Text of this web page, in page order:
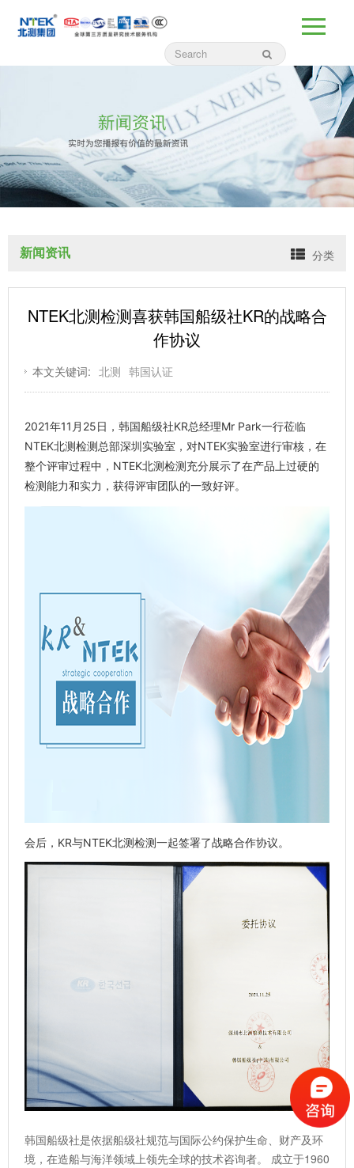
新闻资讯 分类
NTEK北测检测喜获韩国船级社KR的战略合
作协议
本文关键词: 北测 韩国认证
2021年11月25日，韩国船级社KR总经理Mr Park一行莅临
NTEK北测检测总部深圳实验室，对NTEK实验室进行审核，在
整个评审过程中，NTEK北测检测充分展示了在产品上过硬的
检测能力和实力，获得评审团队的一致好评。
会后，KR与NTEK北测检测一起签署了战略合作协议。
韩国船级社是依据船级社规范与国际公约保护生命、财产及环
境，在造船与海洋领域上领先全球的技术咨询者。 成立于1960